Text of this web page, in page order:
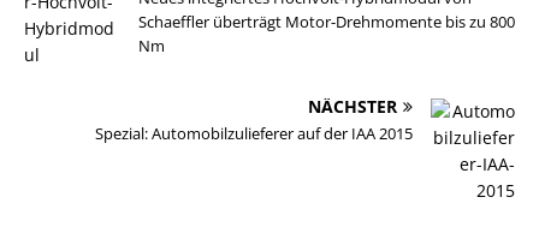
Schaeffler überträgt Motor-Drehmomente bis zu 800
Nm
NÄCHSTER
Spezial: Automobilzulieferer auf der IAA 2015